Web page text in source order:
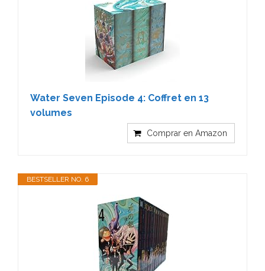
Water Seven Episode 4: Coffret en 13
volumes
Comprar en Amazon
BESTSELLER NO. 6